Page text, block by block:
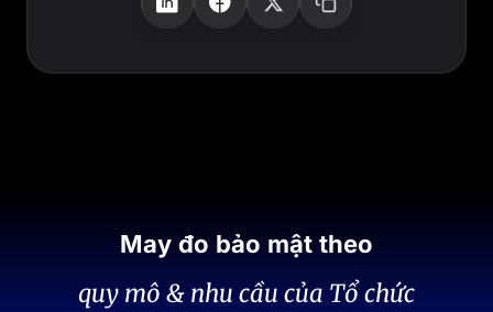
May đo bảo mật theo
quy mô & nhu cầu của Tổ chức